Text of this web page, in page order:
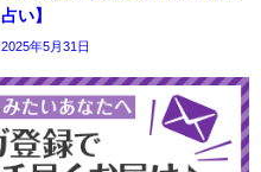
占い】
2025年5月31日